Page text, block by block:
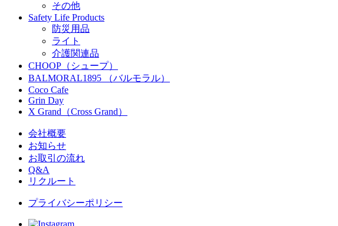
その他
Safety Life Products
防災用品
ライト
介護関連品
CHOOP（シュープ）
BALMORAL1895 （バルモラル）
Coco Cafe
Grin Day
X Grand（Cross Grand）
会社概要
お知らせ
お取引の流れ
Q&A
リクルート
プライバシーポリシー